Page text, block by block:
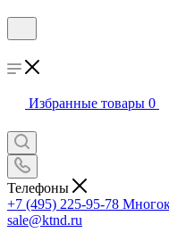
Избранные товары 0
Телефоны
+7 (495) 225-95-78
sale@ktnd.ru